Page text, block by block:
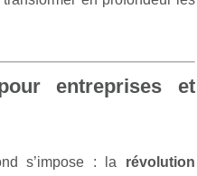
entreprises et
s’impose : la révolution